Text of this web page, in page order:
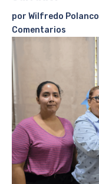
por Wilfredo Polanco
Comentarios